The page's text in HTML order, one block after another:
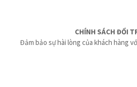
CHÍNH SÁCH ĐỔI
Đảm bảo sự hài lòng của khách hàng